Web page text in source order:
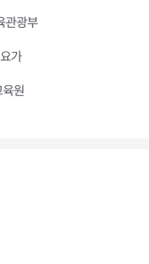
관광부
가
원